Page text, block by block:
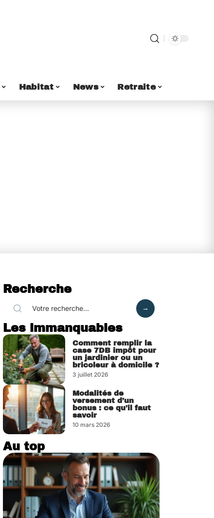
Habitat News Retraite
Recherche
Les immanquables
Comment remplir la
case 7DB impôt pour
un jardinier ou un
bricoleur à domicile ?
3 juillet 2026
Modalités de
versement d’un
bonus : ce qu’il faut
savoir
10 mars 2026
Au top